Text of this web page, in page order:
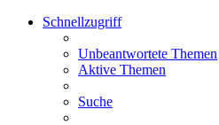
Schnellzugriff
Unbeantwortete Themen
Aktive Themen
Suche